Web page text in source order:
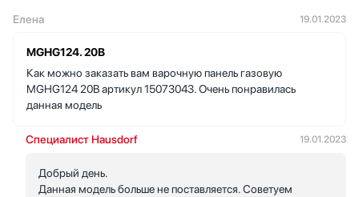
Елена 19.01.2023
MGHG124. 20В
Как можно заказать вам варочную панель газовую
MGHG124 20B артикул 15073043. Очень понравилась
данная модель
Специалист Hausdorf 19.01.2023
Добрый день.
Данная модель больше не поставляется. Советуем